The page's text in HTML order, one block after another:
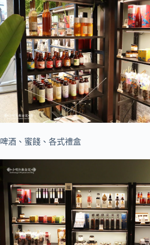
啤酒、蜜餞、各式禮盒